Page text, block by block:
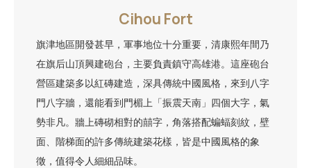
Cihou Fort
旗津地區開發甚早，軍事地位十分重要，清康熙年間乃
在旗后山頂興建砲台，主要負責鎮守高雄港。這座砲台
營區建築多以紅磚建造，深具傳統中國風格，來到八字
門八字牆，還能看到門楣上「振震天南」四個大字，氣
勢非凡。牆上磚砌相對的囍字，角落搭配蝙蝠刻紋，壁
面、階梯面的許多傳統建築花樣，皆是中國風格的象
徵，值得令人細細品味。